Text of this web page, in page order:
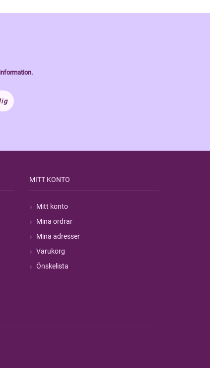
MITT KONTO
Mitt konto
Mina ordrar
Mina adresser
Varukorg
Önskelista